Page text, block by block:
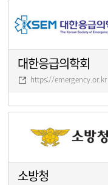
대한응급의학회
https://emergency.or.kr
소방청